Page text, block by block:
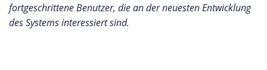
fortgeschrittene Benutzer, die an der neuesten Entwicklung
des Systems interessiert sind.